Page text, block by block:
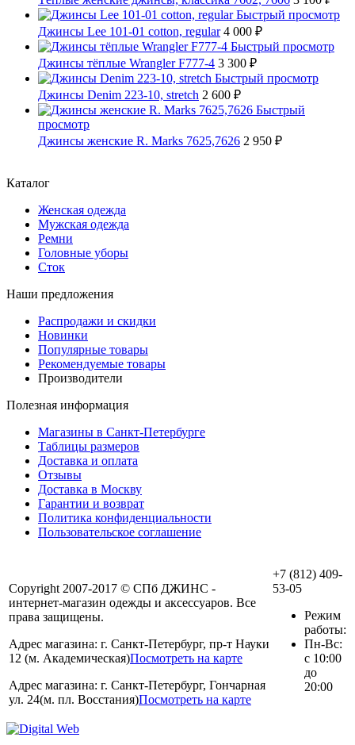
Быстрый просмотр
Джинсы Lee 101-01 cotton, regular 4 000 ₽
Быстрый просмотр
Джинсы тёплые Wrangler F777-4 3 300 ₽
Быстрый просмотр
Джинсы Denim 223-10, stretch 2 600 ₽
Быстрый
просмотр
Джинсы женские R. Marks 7625,7626 2 950 ₽
Каталог
Женская одежда
Мужская одежда
Ремни
Головные уборы
Сток
Наши предложения
Распродажи и скидки
Новинки
Популярные товары
Рекомендуемые товары
Производители
Полезная информация
Магазины в Санкт-Петербурге
Таблицы размеров
Доставка и оплата
Отзывы
Доставка в Москву
Гарантии и возврат
Политика конфиденциальности
Пользовательское соглашение
Copyright 2007-2017 © СПб ДЖИНС -
интернет-магазин одежды и аксессуаров. Все
права защищены.
Адрес магазина: г. Санкт-Петербург, пр-т Науки
12 (м. Академическая)Посмотреть на карте
Адрес магазина: г. Санкт-Петербург, Гончарная
ул. 24(м. пл. Восстания)Посмотреть на карте
+7 (812) 409-
53-05
Режим
работы:
Пн-Вс:
с 10:00
до
20:00